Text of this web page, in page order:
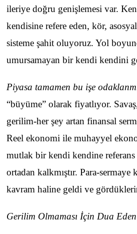
ileriye doğru genişlemesi var.
kendisine refere eden, kör,
sisteme şahit oluyoruz. Yol
umursamayan bir kendi kendini
Piyasa tamamen bu işe
“büyüme” olarak fiyatlıyor.
gerilim-her şey artan finansal
Reel ekonomi ile muhayyel
mutlak bir kendi kendine
ortadan kalkmıştır. Para-sermaye
kavram haline geldi ve
Gerilim Olmaması İçin Dua